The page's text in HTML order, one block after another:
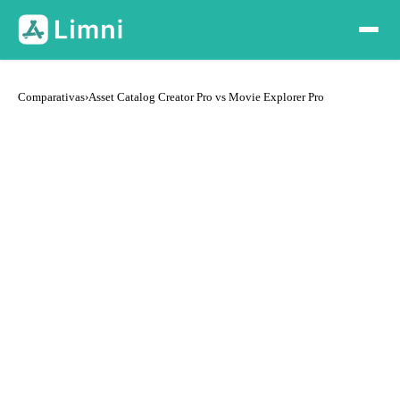
Comparativas›Asset Catalog Creator Pro vs Movie Explorer Pro